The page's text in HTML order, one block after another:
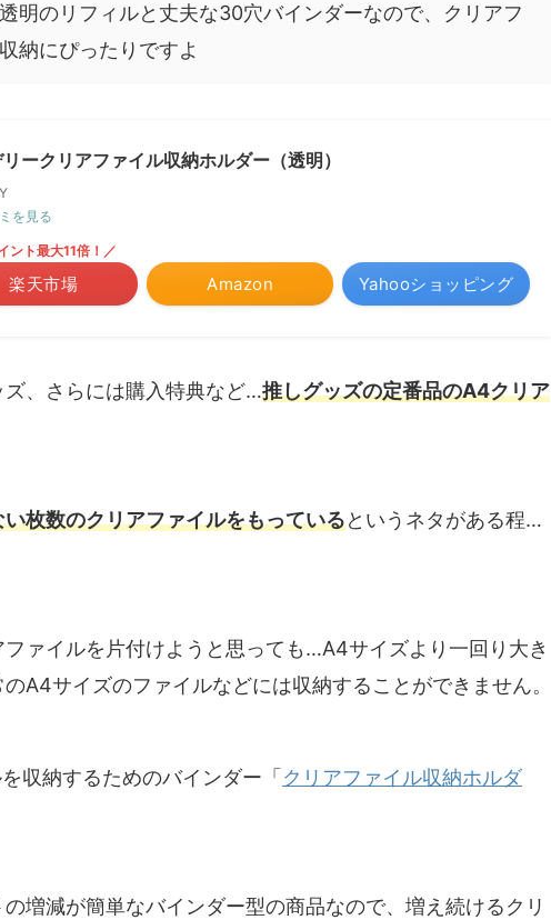
明のリフィルと丈夫な30穴バインダーなので、クリアフ
納にぴったりですよ
ークリアファイル収納ホルダー（透明）
を見る
Amazon
ント最大11倍！／
楽天市場 Yahooショッピング
、さらには購入特典など…推しグッズの定番品のA4クリア
枚数のクリアファイルをもっているというネタがある程…
ファイルを片付けようと思っても…A4サイズより一回り大き
A4サイズのファイルなどには収納することができません。
収納するためのバインダー「 クリアファイル収納ホルダ
増減が簡単なバインダー型の商品なので、増え続けるクリ